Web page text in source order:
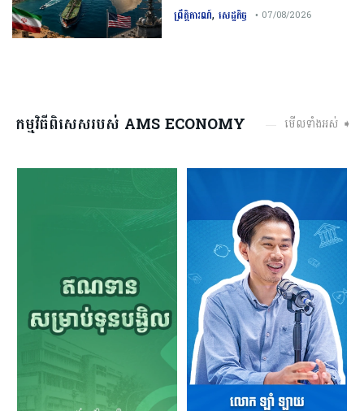
ព្រឹត្តិការណ៍, សេដ្ឋកិច្ច • 07/08/2026
កម្មវិធីពិសេសរបស់ AMS ECONOMY មើលទាំងអស់ ➧